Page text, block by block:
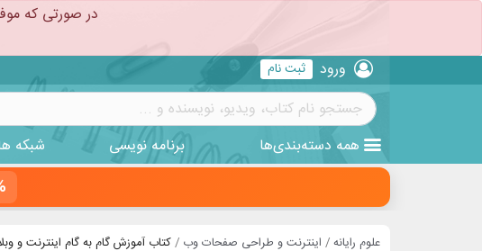
در صورتی که
ثبت نام ورود
همه دسته‌بندی‌ها برنامه نویسی شبکه
علوم رایانه اینترنت و طراحی صفحات وب کتاب آموزش گام به گام اینترنت و